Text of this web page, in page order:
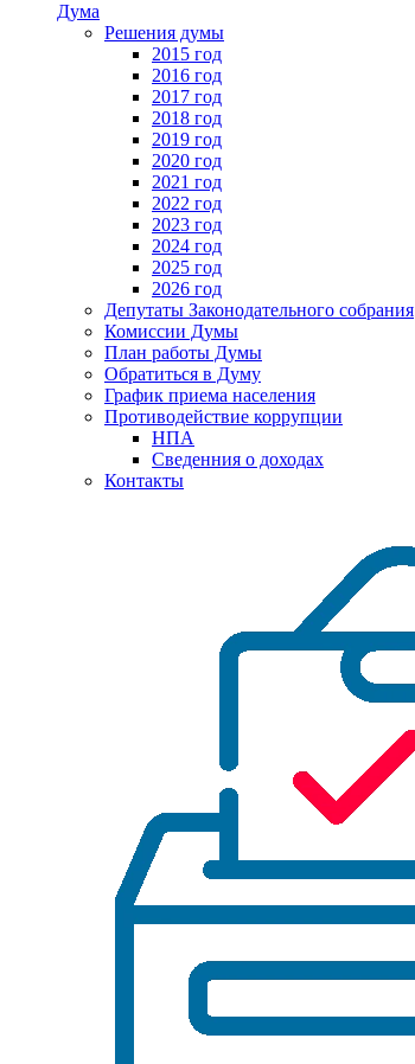
Дума
Решения думы
2015 год
2016 год
2017 год
2018 год
2019 год
2020 год
2021 год
2022 год
2023 год
2024 год
2025 год
2026 год
Депутаты Законодательного собрания
Комиссии Думы
План работы Думы
Обратиться в Думу
График приема населения
Противодействие коррупции
НПА
Сведенния о доходах
Контакты